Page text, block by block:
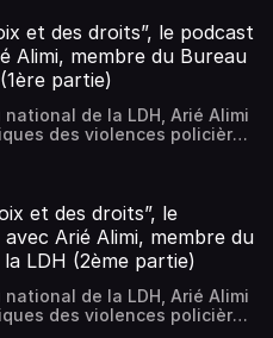
des libertés
de son corps, dont l’IVG
est une conquête
et des droits”, le podcast
Alimi, membre du Bureau
partie)
de la LDH, Arié Alimi
des violences policières
Des Voix et des droits
la réflexion sur (la
des violences
et souligne
de documentation
collective. Violences
populaires, brutalisation
de l’expression de rue,
une typologie des
et des droits”, le
Arié Alimi, membre du
LDH (2ème partie)
de la LDH, Arié Alimi
des violences policières
Des Voix et des droits